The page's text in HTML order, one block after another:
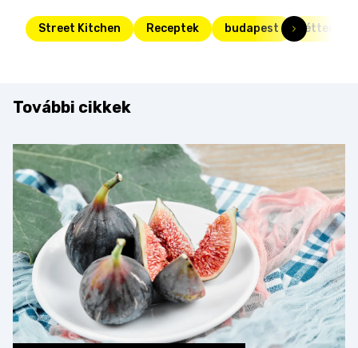
Street Kitchen Receptek budapest étterem
További cikkek